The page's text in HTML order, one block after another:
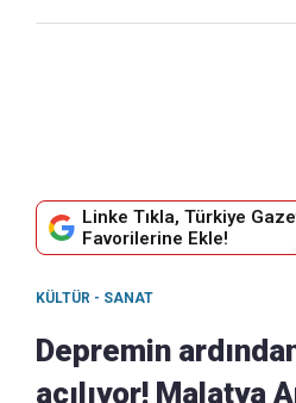
Linke Tıkla, Türkiye
Favorilerine Ekle!
KÜLTÜR - SANAT
Depremin
açılıyor! Malatya